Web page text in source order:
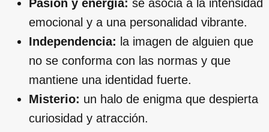
Pasión y energía: se asocia a la intensidad
emocional y a una personalidad vibrante.
Independencia: la imagen de alguien que
no se conforma con las normas y que
mantiene una identidad fuerte.
Misterio: un halo de enigma que despierta
curiosidad y atracción.